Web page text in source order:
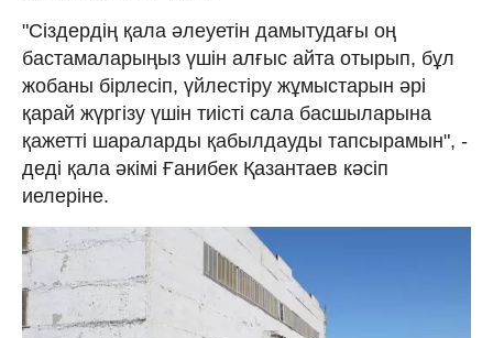
"Сіздердің қала әлеуетін дамытудағы оң
бастамаларыңыз үшін алғыс айта отырып, бұл
жобаны бірлесіп, үйлестіру жұмыстарын әрі
қарай жүргізу үшін тиісті сала басшыларына
қажетті шараларды қабылдауды тапсырамын", -
деді қала әкімі Ғанибек Қазантаев кәсіп
иелеріне.